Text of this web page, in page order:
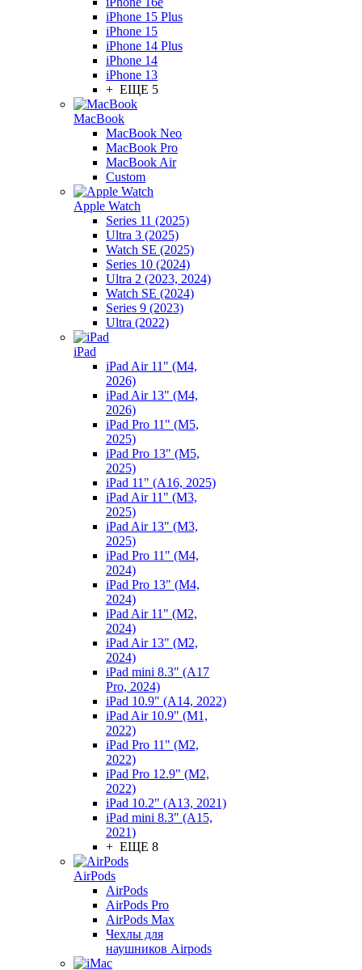
iPhone 15 Plus
iPhone 15
iPhone 14 Plus
iPhone 14
iPhone 13
+ ЕЩЕ 5
MacBook
MacBook Neo
MacBook Pro
MacBook Air
Custom
Apple Watch
Series 11 (2025)
Ultra 3 (2025)
Watch SE (2025)
Series 10 (2024)
Ultra 2 (2023, 2024)
Watch SE (2024)
Series 9 (2023)
Ultra (2022)
iPad
iPad Air 11" (M4,
2026)
iPad Air 13" (M4,
2026)
iPad Pro 11" (M5,
2025)
iPad Pro 13" (M5,
2025)
iPad 11" (A16, 2025)
iPad Air 11" (M3,
2025)
iPad Air 13" (M3,
2025)
iPad Pro 11" (M4,
2024)
iPad Pro 13" (M4,
2024)
iPad Air 11" (M2,
2024)
iPad Air 13" (M2,
2024)
iPad mini 8.3" (A17
Pro, 2024)
iPad 10.9" (A14, 2022)
iPad Air 10.9" (M1,
2022)
iPad Pro 11" (M2,
2022)
iPad Pro 12.9" (M2,
2022)
iPad 10.2" (A13, 2021)
iPad mini 8.3" (A15,
2021)
+ ЕЩЕ 8
AirPods
AirPods
AirPods Pro
AirPods Max
Чехлы для
наушников Airpods